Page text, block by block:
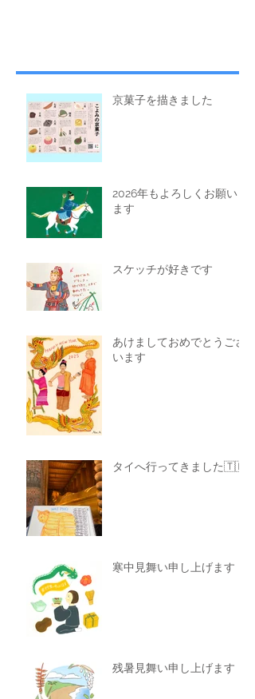
京菓子を描きました
2026年もよろしくお願いし
ます
スケッチが好きです
あけましておめでとうござ
います
タイへ行ってきました🇹🇭
寒中見舞い申し上げます
残暑見舞い申し上げます